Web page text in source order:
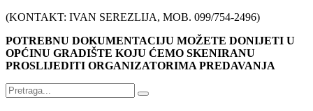
(KONTAKT: IVAN SEREZLIJA, MOB. 099/754-2496)
POTREBNU DOKUMENTACIJU MOŽETE DONIJETI U
OPĆINU GRADIŠTE KOJU ĆEMO SKENIRANU
PROSLIJEDITI ORGANIZATORIMA PREDAVANJA